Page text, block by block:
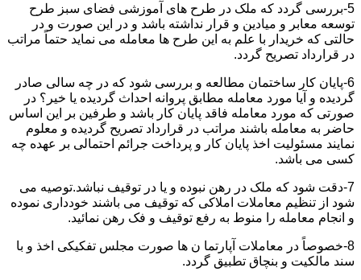
5-بررسی گردد که ملک در طرح های آموزشی فضای سبز طرح
توسعه معابر و میادین و قرار نداشته باشد و در این صورت و در
حالتی که خریدار با علم به این طرح ها معامله می نماید حتماً مراتب
در قرارداد تصریح گردد.
6-پایان کار ساختمان مطالعه و بررسی شود که در چه سالی صادر
گردیده و آیا مورد معامله مطابق پروانه احداث گردیده یا خیر؟ در
صورتی که مورد معامله فاقد پایان کار باشد و طرفین بر این اساس
حاضر به معامله باشند مراتب در قرارداد تصریح گردیده و معلوم
نمایند مسئولیت اخذ پایان کار و پرداخت جرائم احتمالی بر عهده چه
کسی می باشد.
7-دقت شود که ملک در رهن نبوده و یا در توقیف نباشد.توصیه می
شود از تنظیم معاملات املاکی که توقیف می باشند خودداری نموده
و انجام معامله را منوط به رفع توقیف و فک رهن نمائید.
8-خصوصاً در معاملات آپارتما ن ها صورت مجلس تفکیکی اخذ و با
سند مالکیت و بنچاق تطبیق گردد.